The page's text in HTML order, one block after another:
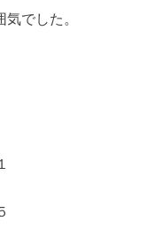
でした。